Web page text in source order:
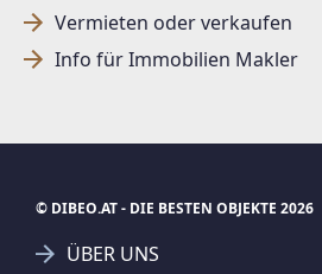
Vermieten oder verkaufen
Info für Immobilien Makler
© DIBEO.AT - DIE BESTEN OBJEKTE 2026
ÜBER UNS